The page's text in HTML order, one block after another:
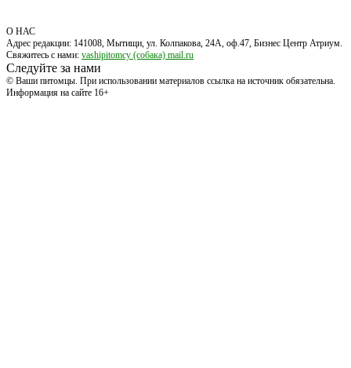
О НАС
Адрес редакции: 141008, Мытищи, ул. Колпакова, 24А, оф.47, Бизнес Центр Атриум.
Свяжитесь с нами: vashipitomcy (собака) mail.ru
Следуйте за нами
© Ваши питомцы. При использовании материалов ссылка на источник обязательна.
Информация на сайте 16+